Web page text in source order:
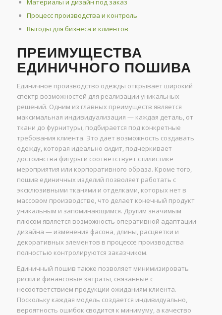
Материалы и дизайн под заказ
Процесс производства и контроль
Выгоды для бизнеса и клиентов
ПРЕИМУЩЕСТВА
ЕДИНИЧНОГО ПОШИВА
Единичное производство одежды открывает широкий
спектр возможностей для реализации уникальных
решений. Одним из главных преимуществ является
максимальная индивидуализация — каждая деталь, от
ткани до фурнитуры, подбирается под конкретные
требования клиента. Это дает возможность создавать
одежду, которая идеально сидит, подчеркивает
достоинства фигуры и соответствует стилистике
мероприятия или корпоративного образа. Кроме того,
пошив единичных изделий позволяет работать с
эксклюзивными тканями и отделками, которых нет в
массовом производстве, что делает конечный продукт
уникальным и запоминающимся. Другим значимым
плюсом является возможность оперативной адаптации
дизайна — изменения фасона, длины, расцветки и
декоративных элементов в процессе производства
полностью контролируются заказчиком.
Единичный пошив также позволяет минимизировать
риски и финансовые затраты, связанные с
несоответствием продукции ожиданиям клиента.
Поскольку каждая модель создается индивидуально,
вероятность ошибок сводится к минимуму, а качество